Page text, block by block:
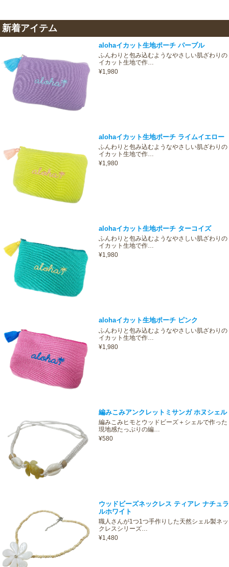
新着アイテム
alohaイカット生地ポーチ パープル
ふんわりと包み込むようなやさしい肌ざわりの
イカット生地で作…
¥1,980
alohaイカット生地ポーチ ライムイエロー
ふんわりと包み込むようなやさしい肌ざわりの
イカット生地で作…
¥1,980
alohaイカット生地ポーチ ターコイズ
ふんわりと包み込むようなやさしい肌ざわりの
イカット生地で作…
¥1,980
alohaイカット生地ポーチ ピンク
ふんわりと包み込むようなやさしい肌ざわりの
イカット生地で作…
¥1,980
編みこみアンクレットミサンガ ホヌシェル
編みこみヒモとウッドビーズ＋シェルで作った
現地感たっぷりの編…
¥580
ウッドビーズネックレス ティアレ ナチュラ
ルホワイト
職人さんが1つ1つ手作りした天然シェル製ネッ
クレスシリーズ…
¥1,480